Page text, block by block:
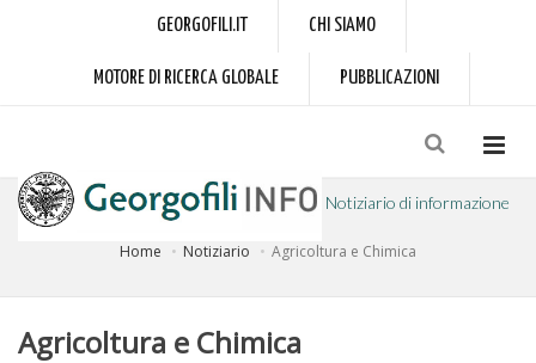
GEORGOFILI.IT CHI SIAMO
MOTORE DI RICERCA GLOBALE PUBBLICAZIONI
Notiziario di informazione
Home Notiziario Agricoltura e Chimica
Agricoltura e Chimica